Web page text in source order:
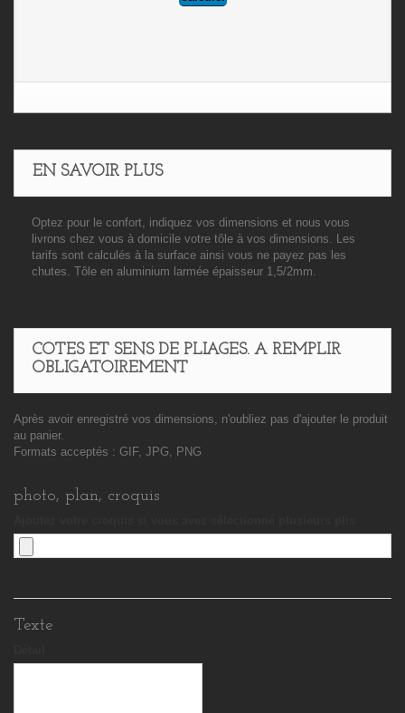
EN SAVOIR PLUS
Optez pour le confort, indiquez vos dimensions et nous vous
livrons chez vous à domicile votre tôle à vos dimensions. Les
tarifs sont calculés à la surface ainsi vous ne payez pas les
chutes. Tôle en aluminium larmée épaisseur 1,5/2mm.
COTES ET SENS DE PLIAGES. A REMPLIR
OBLIGATOIREMENT
Après avoir enregistré vos dimensions, n'oubliez pas d'ajouter le produit
au panier.
Formats acceptés : GIF, JPG, PNG
photo, plan, croquis
Texte